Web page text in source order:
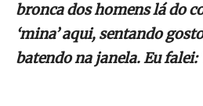
bronca dos homens lá do
‘mina’ aqui, sentando
batendo na janela. Eu falei: